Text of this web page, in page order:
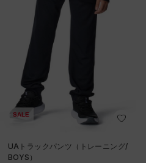
SALE
UAトラックパンツ（トレーニング/
BOYS）